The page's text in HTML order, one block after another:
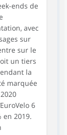
ends de
avec
sur
sur le
un tiers
la
marquée
6
en 2019.